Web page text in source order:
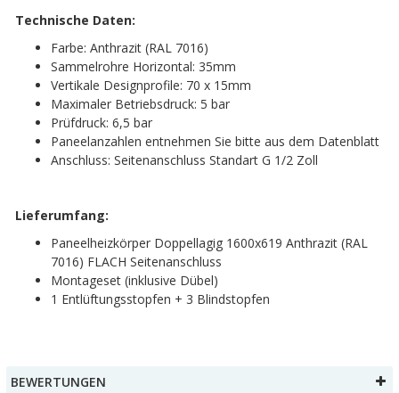
Technische Daten:
Farbe: Anthrazit (RAL 7016)
Sammelrohre Horizontal: 35mm
Vertikale Designprofile: 70 x 15mm
Maximaler Betriebsdruck: 5 bar
Prüfdruck: 6,5 bar
Paneelanzahlen entnehmen Sie bitte aus dem Datenblatt
Anschluss: Seitenanschluss Standart G 1/2 Zoll
Lieferumfang:
Paneelheizkörper Doppellagig 1600x619 Anthrazit (RAL
7016) FLACH Seitenanschluss
Montageset (inklusive Dübel)
1 Entlüftungsstopfen + 3 Blindstopfen
BEWERTUNGEN